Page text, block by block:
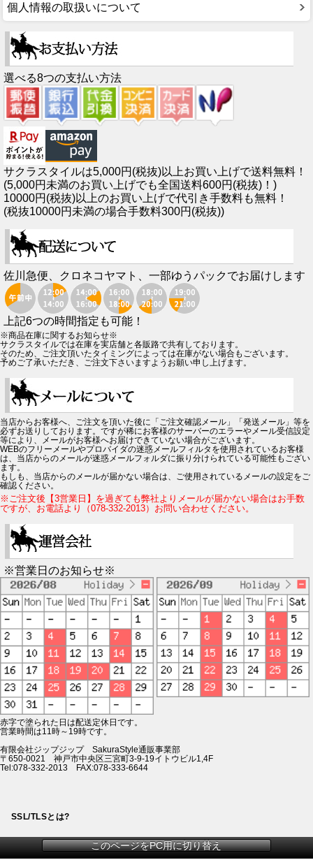
個人情報の取扱いについて
選べる8つの支払い方法
サクラスタイルは5,000円(税抜)以上お買い上げで送料無料！
(5,000円未満のお買い上げでも全国送料600円(税抜)！)
10000円(税抜)以上のお買い上げで代引き手数料も無料！
(税抜10000円未満の場合手数料300円(税抜))
佐川急便、クロネコヤマト、一部ゆうパックでお届けします
上記6つの時間指定も可能！
※商品在庫に関するお知らせ※
サクラスタイルでは在庫を実店舗と各販路で共有しております。
そのため、ご注文頂いたタイミングによっては在庫がない場合もございます。
予めご了承いただき、ご注文下さいますようお願い申し上げます。
当店からお客様へ、ご注文を頂いた後に「ご注文確認メール」「発送メール」等を
必ずお送りしております。ですが稀にお客様のサーバーのエラーやメール受信設定
等により、メールがお客様へお届けできていない場合がございます。
WEBのフリーメールやプロバイダの迷惑メールフィルタを使用されているお客様
は、当店からのメールが迷惑メールフォルダに振り分けられている可能性もござい
ます。
もしも、当店からのメールが届かない場合は、ご使用されているメールの設定をご
確認ください。
※ご注文後【3営業日】を過ぎても弊社よりメールが届かない場合はお手数
ですが、お電話より（078-332-2013）お問い合わせください。
※営業日のお知らせ※
赤字で塗られた日は配送定休日です。
営業時間は11時～19時です。
有限会社ジップジップ SakuraStyle通販事業部
〒650-0021 神戸市中央区三宮町3-9-19イトウビル1,4F
Tel:078-332-2013 FAX:078-333-6644
SSL/TLSとは?
このページをPC用に切り替え